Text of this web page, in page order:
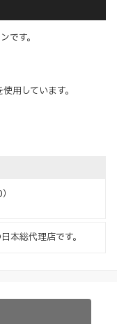
です。
用しています。
本総代理店です。